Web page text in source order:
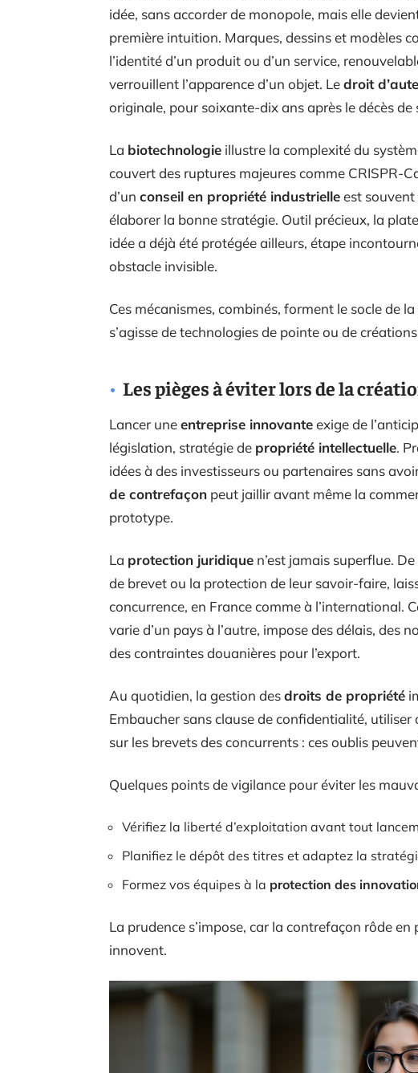
idée, sans accorder de monopole, mais elle
première intuition. Marques, dessins et modèles
l’identité d’un produit ou d’un service,
verrouillent l’apparence d’un objet. Ledroit
originale, pour soixante-dix ans après le décès de
La biotechnologie illustre la complexité du
couvert des ruptures majeures comme CRISPR-
d’un conseil en propriété industrielleest
élaborer la bonne stratégie. Outil précieux, la
idée a déjà été protégée ailleurs, étape
obstacle invisible.
Ces mécanismes, combinés, forment le socle de la
s’agisse de technologies de pointe ou de
Les pièges à éviter lors de la
Lancer uneentreprise innovanteexige de
législation, stratégie de propriété intellectuelle.
idées à des investisseurs ou partenaires sans
de contrefaçon peut jaillir avant même la
prototype.
La protection juridique n’est jamais superflue.
de brevet ou la protection de leur savoir-faire,
concurrence, en France comme à l’international.
varie d’un pays à l’autre, impose des délais, des
des contraintes douanières pour l’export.
Au quotidien, la gestion desdroits de propriété
Embaucher sans clause de confidentialité, utiliser
sur les brevets des concurrents : ces oublis
Quelques points de vigilance pour éviter les
Vérifiez la liberté d’exploitation avant tout
Planifiez le dépôt des titres et adaptez la
Formez vos équipes à la protection des
La prudence s’impose, car la contrefaçon rôde
innovent.